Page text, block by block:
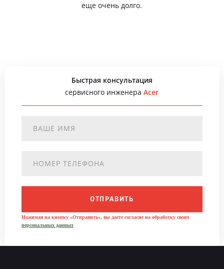
еще очень долго.
Быстрая консультация
сервисного инженераAcer
ОТПРАВИТЬ
Нажимая на кнопку «Отправить», вы даете согласие на обработку своих
персональных данных